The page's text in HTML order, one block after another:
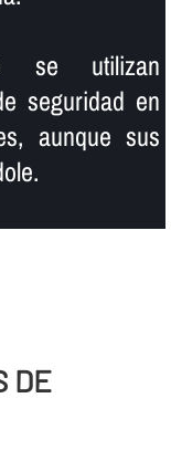
se utilizan
seguridad en
aunque sus
DE